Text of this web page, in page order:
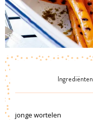
Ingrediënten
jonge wortelen